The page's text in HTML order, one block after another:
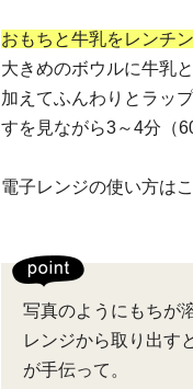
おもちと牛乳をレンチン
大きめのボウルに牛乳
加えてふんわりとラッ
すを見ながら3～4分（
電子レンジの使い方は
写真のようにもちが
レンジから取り出す
が手伝って。